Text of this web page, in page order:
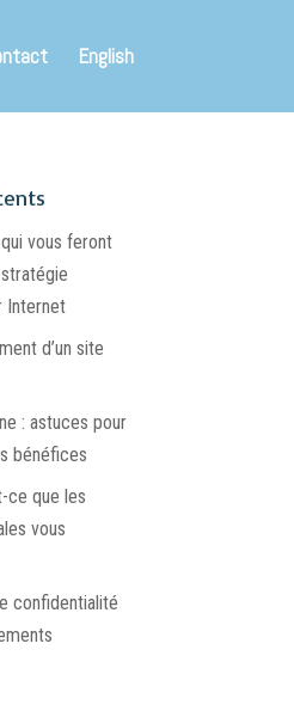
English
vous feront
Internet
d’un site
: astuces pour
bénéfices
ce que les
vous
confidentialité